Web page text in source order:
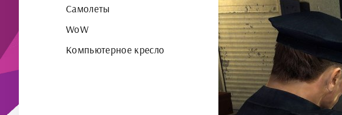
Самолеты
WoW
Компьютерное кресло